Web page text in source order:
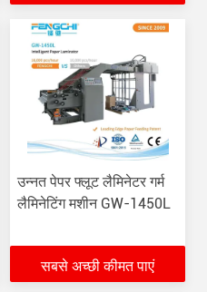
उन्नत पेपर फ्लूट लैमिनेटर गर्म
लैमिनेटिंग मशीन GW-1450L
सबसे अच्छी कीमत पाएं